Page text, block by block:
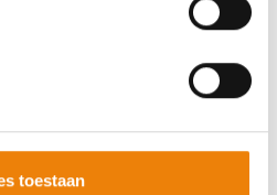
toestaan
rit naar
in het ontwerpen,
achtbanen en attracties voor